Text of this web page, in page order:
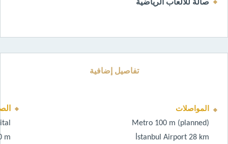
صالة للألعاب الرياضية
تفاصيل إضافية
المواصلات
Metro 100 m (planned)
İstanbul Airport 28 km
m